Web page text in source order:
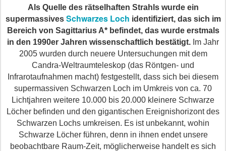
Als Quelle des rätselhaften Strahl swurde ein
supermassives Schwarzes Loch identifiziert, das sich im
Bereich von Sagittarius A* befindet, das wurde erstmals
in den 1990er Jahren wissenschaftlich bestätigt. Im Jahr
2005 wurden durch neuere Untersuchungen mit dem
Candra-Weltraumteleskop (das Röntgen- und
Infrarotaufnahmen macht) festgestellt, dass sich bei diesem
supermassiven Schwarzen Loch im Umkreis von ca. 70
Lichtjahren weitere 10.000 bis 20.000 kleinere Schwarze
Löcher befinden und den gigantischen Ereignishorizont des
Schwarzen Lochs umkreisen. Es ist unbekannt, wohin
Schwarze Löcher führen, denn in ihnen endet unsere
beobachtbare Raum-Zeit, möglicherweise handelt es sich